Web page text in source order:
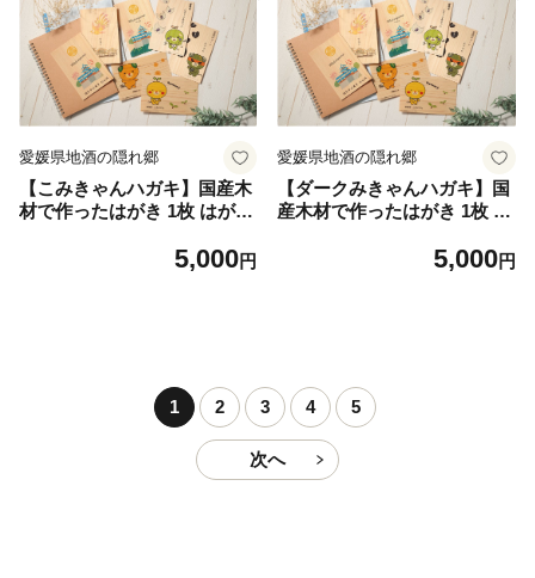
愛媛県地酒の隠れ郷
【こみきゃんハガキ】国産木
材で作ったはがき 1枚 はがき
5,000円
愛媛県地酒の隠れ郷
【ダークみきゃんハガキ】国
産木材で作ったはがき 1枚 は
5,000円
1 2 3 4 5
次へ